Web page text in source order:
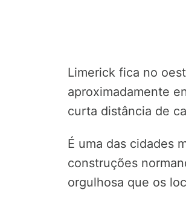
Limerick fica no
aproximadamente
curta distância de
É uma das cidades
construções
orgulhosa que os